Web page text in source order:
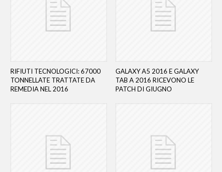
RIFIUTI TECNOLOGICI: 67000
TONNELLATE TRATTATE DA
REMEDIA NEL 2016
GALAXY A5 2016 E GALAXY
TAB A 2016 RICEVONO LE
PATCH DI GIUGNO